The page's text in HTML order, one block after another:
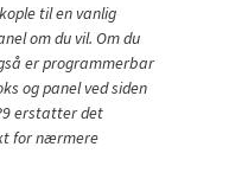
til en vanlig
om du vil. Om du
er programmerbar
og panel ved siden
erstatter det
for nærmere